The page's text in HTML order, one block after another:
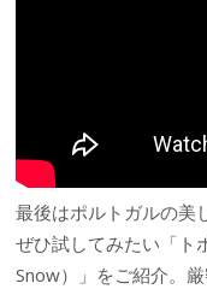
最後はポルトガルの美
ぜひ試してみたい「
Snow）」をご紹介。